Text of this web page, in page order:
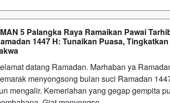
5 Palangka Raya Ramaikan Pawai
1447 H: Tunaikan Puasa, Tingkatkan
datang Ramadan. Marhaban ya
menyongsong bulan suci Ramadan
mengalir. Kemeriahan yang gegap gempita